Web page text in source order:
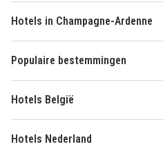
Hotels in Champagne-Ardenne
Populaire bestemmingen
Hotels België
Hotels Nederland